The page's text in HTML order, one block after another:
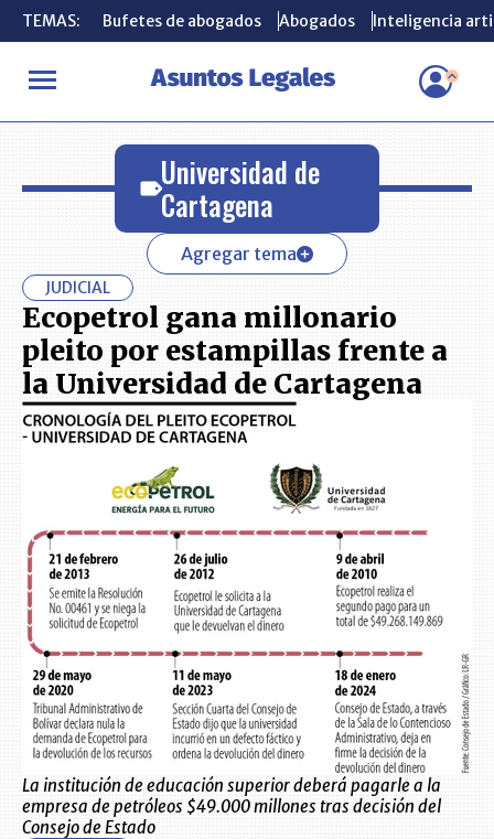
TEMAS: Bufetes de abogados Abogados Inteligencia
INICIO Universidad de Cartagena
TEMAS: Bufetes de abogados Abogados Inteligencia
Universidad de
Cartagena
Agregar tema
JUDICIAL
Ecopetrol gana millonario
pleito por estampillas frente a
la Universidad de Cartagena
La institución de educación superior deberá pagarle a la
empresa de petróleos $49.000 millones tras decisión del
Consejo de Estado